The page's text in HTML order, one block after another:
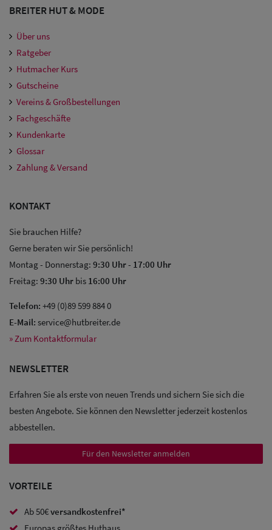
Sale: Caps
Baseball
Caps
Sale: Army
Sale:
Trucker
Caps
BREITER HUT & MODE
Über uns
Ratgeber
Hutmacher Kurs
Gutscheine
Vereins & Großbestellungen
Fachgeschäfte
Kundenkarte
Glossar
Zahlung & Versand
KONTAKT
Sie brauchen Hilfe?
Gerne beraten wir Sie persönlich!
Montag - Donnerstag: 9:30 Uhr- 17:00 Uhr
Freitag: 9:30 Uhr bis 16:00 Uhr
Telefon: +49 (0)89 599 884 0
E-Mail: service@hutbreiter.de
» Zum Kontaktformular
NEWSLETTER
Erfahren Sie als erste von neuen Trends und sichern Sie sich die
besten Angebote. Sie können den Newsletter jederzeit kostenlos
abbestellen.
Für den Newsletter anmelden
VORTEILE
Ab 50€versandkostenfrei*